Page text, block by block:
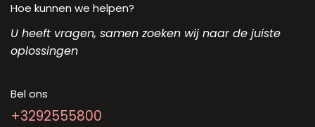
Hoe kunnen we helpen?
U heeft vragen, samen zoeken wij naar de juiste
oplossingen
Bel ons
+3292555800